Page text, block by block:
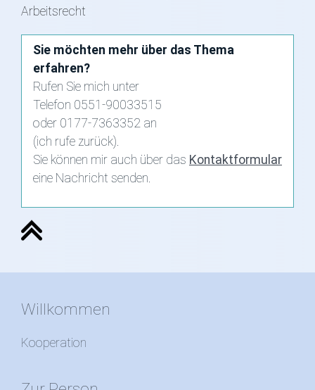
Arbeitsrecht
Sie möchten mehr über das Thema
erfahren?
Rufen Sie mich unter
Telefon 0551-90033515
oder 0177-7363352 an
(ich rufe zurück).
Sie können mir auch über das Kontaktformular
eine Nachricht senden.
Willkommen
Kooperation